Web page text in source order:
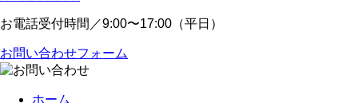
お電話受付時間／9:00〜17:00（平日）
お問い合わせフォーム
ホーム